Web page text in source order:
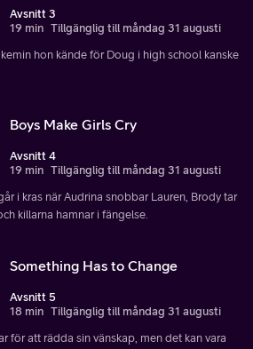
Avsnitt 3
19 min Tillgänglig till måndag 31 augusti
hon kände för Doug i high school kanske
Boys Make Girls Cry
Avsnitt 4
19 min Tillgänglig till måndag 31 augusti
i kras när Audrina snobbar Lauren, Brody tar
killarna hamnar i fängelse.
Something Has to Change
Avsnitt 5
18 min Tillgänglig till måndag 31 augusti
för att rädda sin vänskap, men det kan vara